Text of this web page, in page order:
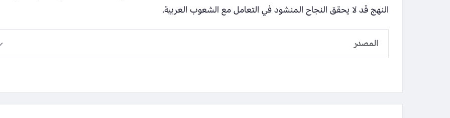
النهج قد لا يحقق النجاح المنشود في التعامل مع الشعوب العربية.
المصدر